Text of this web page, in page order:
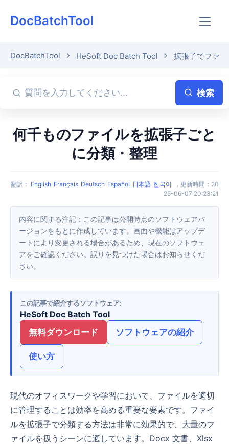
DocBatchTool
DocBatchTool HeSoft Doc Batch Tool 拡張子でファ
検索
何千ものファイルを拡張子ごと
に分類・整理
翻訳 ： English Français Deutsch Español 日本語 한국어 ， 更新時間 ： 20
25-06-07 20:23:21
内容に関する注記：この記事は公開時点のソフトウェアバ
ージョンをもとに作成しています。画面や機能はアップデ
ートにより変更される場合があるため、現在のソフトウェ
アをご確認ください。誤りを見つけた場合はお知らせくだ
さい。
この記事で紹介するソフトウェア
HeSoft Doc Batch Tool
無料ダウンロード
ソフトウェアの紹介
使い方
現代のオフィスワークや学習において、ファイルを適切
に管理することは効率を高める重要な要素です。ファイ
ルを拡張子で分類する方法は非常に効果的で、大量のフ
ァイルを扱うシーンに適しています。Docx 文書、Xlsx